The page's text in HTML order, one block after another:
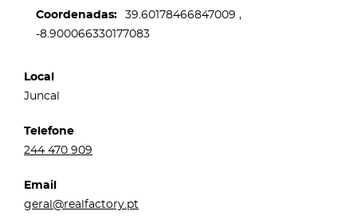
Coordenadas
39.60178466847009
-8.900066330177083
Local
Juncal
Telefone
244 470 909
Email
geral@realfactory.pt